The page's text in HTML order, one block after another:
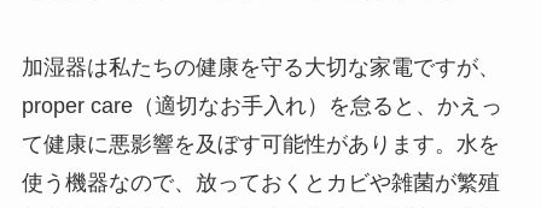
加湿器は私たちの健康を守る大切な家電ですが、
proper care（適切なお手入れ）を怠ると、かえっ
て健康に悪影響を及ぼす可能性があります。水を
使う機器なので、放っておくとカビや雑菌が繁殖